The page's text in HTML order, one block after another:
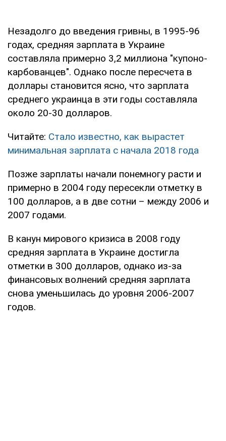
Незадолго до введения гривны, в 1995-96
годах, средняя зарплата в Украине
составляла примерно 3,2 миллиона "купоно-
карбованцев". Однако после пересчета в
доллары становится ясно, что зарплата
среднего украинца в эти годы составляла
около 20-30 долларов.
Читайте: Стало известно, как вырастет
минимальная зарплата с начала 2018 года
Позже зарплаты начали понемногу расти и
примерно в 2004 году пересекли отметку в
100 долларов, а в две сотни – между 2006 и
2007 годами.
В канун мирового кризиса в 2008 году
средняя зарплата в Украине достигла
отметки в 300 долларов, однако из-за
финансовых волнений средняя зарплата
снова уменьшилась до уровня 2006-2007
годов.